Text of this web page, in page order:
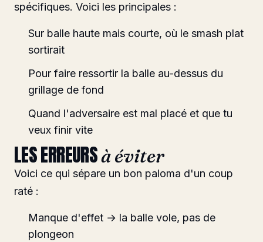
spécifiques. Voici les principales :
Sur balle haute mais courte, où le smash plat
sortirait
Pour faire ressortir la balle au-dessus du
grillage de fond
Quand l'adversaire est mal placé et que tu
veux finir vite
LES ERREURSà éviter
Voici ce qui sépare un bon paloma d'un coup
raté :
Manque d'effet → la balle vole, pas de
plongeon